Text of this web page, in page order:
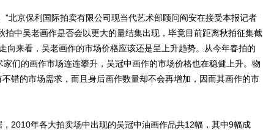
京保利国际拍卖有限公司现当代艺术部顾问阎安在接受本报记者
拍中吴老画作是否会以更大的量结集出现，毕竟目前距离秋拍征集截
向来看，吴老画作的市场价格应该还是呈上升趋势。从今年春拍的
们的画作市场连连攀升，吴冠中画作的市场价格也在稳健上升。物
错的市场需求，而且身后画作数量却不会再增加，因而其画作的市
年各大拍卖场中出现的吴冠中油画作品共12幅，其中9幅成